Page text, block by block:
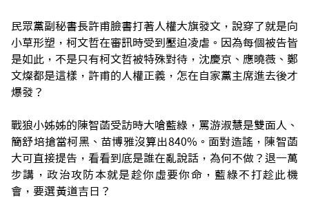
民眾黨副秘書長許甫臉書打著人權大旗發文，說穿了就是向
小草形塑，柯文哲在審訊時受到壓迫凌虐。因為每個被告皆
是如此，不是只有柯文哲被特殊對待，沈慶京、應曉薇、鄭
文燦都是這樣，許甫的人權正義，怎在自家黨主席進去後才
爆發？
戰狼小姊姊的陳智菡受訪時大嗆藍綠，罵游淑慧是雙面人、
簡舒培搶當柯黑、苗博雅沒算出840%。面對造謠，陳智菡
大可直接提告，看看到底是誰在亂說話，為何不做？退一萬
步講，政治攻防本就是趁你虛要你命，藍綠不打趁此機
會，要選黃道吉日？